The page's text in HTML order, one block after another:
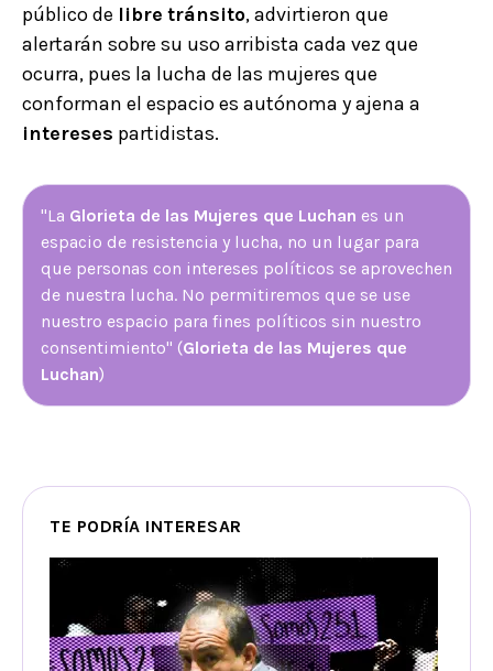
público de libre tránsito, advirtieron que
alertarán sobre su uso arribista cada vez que
ocurra, pues la lucha de las mujeres que
conforman el espacio es autónoma y ajena a
intereses partidistas.
"La Glorieta de las Mujeres que Luchan es un
espacio de resistencia y lucha, no un lugar para
que personas con intereses políticos se aprovechen
de nuestra lucha. No permitiremos que se use
nuestro espacio para fines políticos sin nuestro
consentimiento" (Glorieta de las Mujeres que
Luchan)
TE PODRÍA INTERESAR